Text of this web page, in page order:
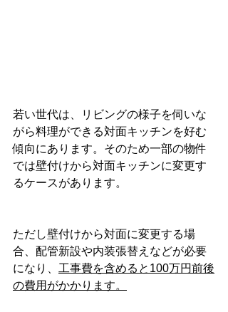
若い世代は、リビングの様子を伺いな
がら料理ができる対面キッチンを好む
傾向にあります。そのため一部の物件
では壁付けから対面キッチンに変更す
るケースがあります。
ただし壁付けから対面に変更する場
合、配管新設や内装張替えなどが必要
になり、 工事費を含めると100万円前後
の費用がかかります。